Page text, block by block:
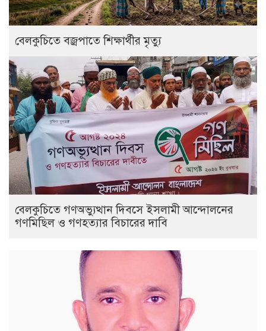
বেলকুচিতে বজ্রপাতে শিক্ষার্থীর মৃত্যু
বেলকুচিতে গণঅভ্যুত্থান দিবসে ইসলামী আন্দোলনের
গণমিছিল ও গণহত্যার বিচারের দাবি